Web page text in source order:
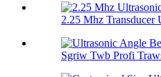
2.25 Mhz Transducer
Sgriw Twb Profi